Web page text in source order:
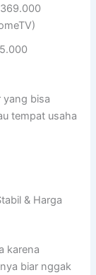
yang bisa
tempat usaha
& Harga
karena
biar nggak